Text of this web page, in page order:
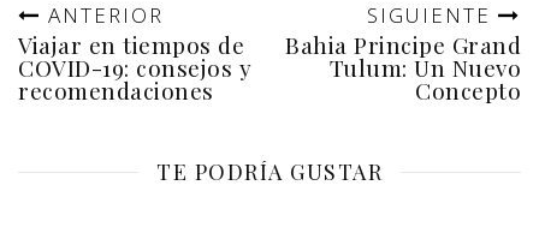
ANTERIOR
Viajar en tiempos de
COVID-19: consejos y
recomendaciones
SIGUIENTE
Bahia Principe Grand
Tulum: Un Nuevo
Concepto
TE PODRÍA GUSTAR